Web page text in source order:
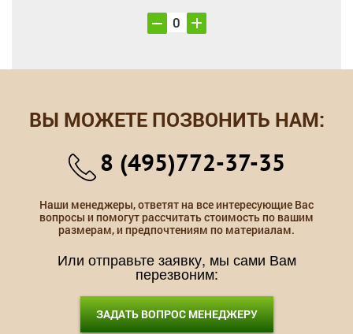
ВЫ МОЖЕТЕ ПОЗВОНИТЬ НАМ:
8 (495)772-37-35
Наши менеджеры, ответят на все интересующие Вас
вопросы и помогут рассчитать стоимость по вашим
размерам, и предпочтениям по материалам.
Или отправьте заявку, мы сами Вам
перезвоним:
ЗАДАТЬ ВОПРОС МЕНЕДЖЕРУ